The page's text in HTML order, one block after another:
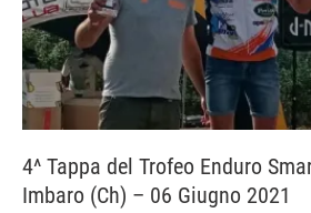
4^ Tappa del Trofeo Enduro
Imbaro (Ch) – 06 Giugno 2021